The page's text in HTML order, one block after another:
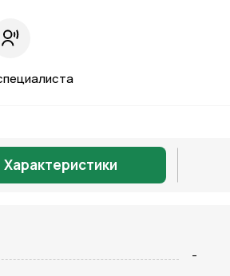
Характеристики
-
Отправить